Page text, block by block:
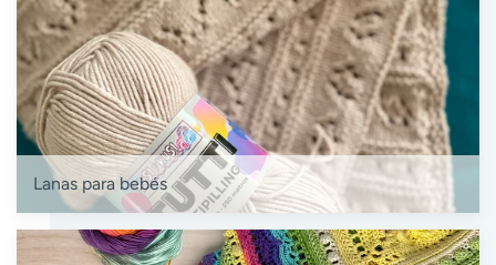
Lanas para bebés